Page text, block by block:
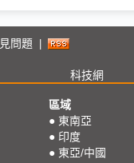
問題
科技網
區域
● 東南亞
● 印度
● 東亞/中國